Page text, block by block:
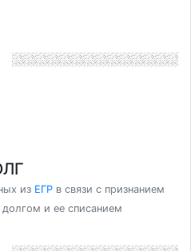
из ЕГР в связи с признанием
и ее списанием